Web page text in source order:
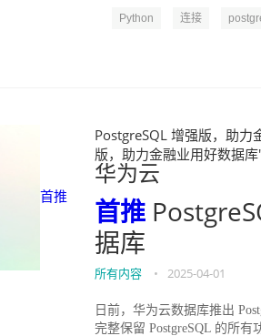
Python 连接
首推
PostgreSQL 增强版，助
版，助力金融业用好数据
华为云
首推
据库
所有内容 • 2025-04-01
日前，华为云数据库推出
完整保留 PostgreSQL 的所